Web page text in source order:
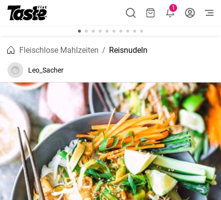
1
Fleischlose Mahlzeiten Reisnudeln
Leo_Sacher